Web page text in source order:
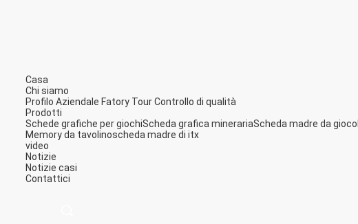
Casa
Chi siamo
Profilo Aziendale Fatory TourControllo di qualità
Prodotti
Schede grafiche per giochiScheda grafica minerariaScheda madre da gioco
Memory da tavolinoscheda madre di itx
video
Notizie
Notizie casi
Contattici